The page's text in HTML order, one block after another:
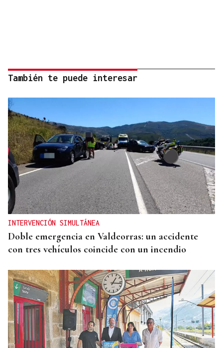
También te puede interesar
INTERVENCIÓN SIMULTÁNEA
Doble emergencia en Valdeorras: un accidente
con tres vehículos coincide con un incendio